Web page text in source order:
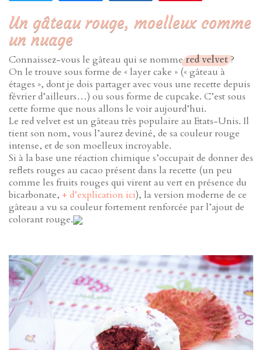
Un gâteau rouge, moelleux comme
un nuage
Connaissez-vous le gâteau qui se nommered velvet?
On le trouve sous forme de « layer cake » (« gâteau à
étages », dont je dois partager avec vous une recette depuis
février d’ailleurs…) ou sous forme de cupcake. C’est sous
cette forme que nous allons le voir aujourd’hui.
Le red velvet est un gâteau très populaire au Etats-Unis. Il
tient son nom, vous l’aurez deviné, de sa couleur rouge
intense, et de son moelleux incroyable.
Si à la base une réaction chimique s’occupait de donner des
reflets rouges au cacao présent dans la recette (un peu
comme les fruits rouges qui virent au vert en présence du
bicarbonate, + d’explication ici), la version moderne de ce
gâteau a vu sa couleur fortement renforcée par l’ajout de
colorant rouge.